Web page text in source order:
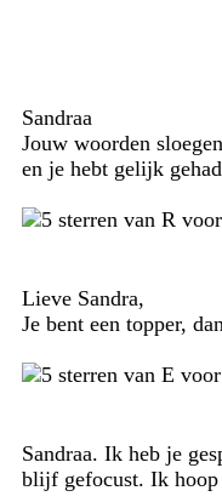
Sandraa
Jouw woorden
en je hebt gelijk
Lieve Sandra,
Je bent een topper,
Sandraa. Ik heb je
blijf gefocust. Ik